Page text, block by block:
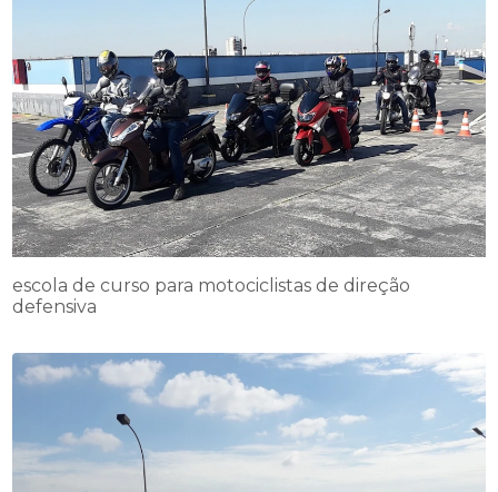
escola de curso para motociclistas de direção
defensiva